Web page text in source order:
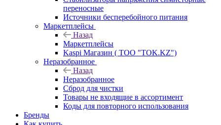
переносные
Источники бесперебойного питания
Маркетплейсы
Назад
Маркетплейсы
Kaspi Магазин ( ТОО "TOK.KZ")
Неразобранное
Назад
Неразобранное
Сброд для чистки
Товары не входящие в ассортимент
Коды для повторного использования
Бренды